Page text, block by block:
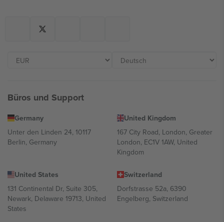
Büros und Support
Germany
Unter den Linden 24, 10117
Berlin, Germany
United Kingdom
167 City Road, London, Greater
London, EC1V 1AW, United
Kingdom
United States
131 Continental Dr, Suite 305,
Newark, Delaware 19713, United
States
Switzerland
Dorfstrasse 52a, 6390
Engelberg, Switzerland